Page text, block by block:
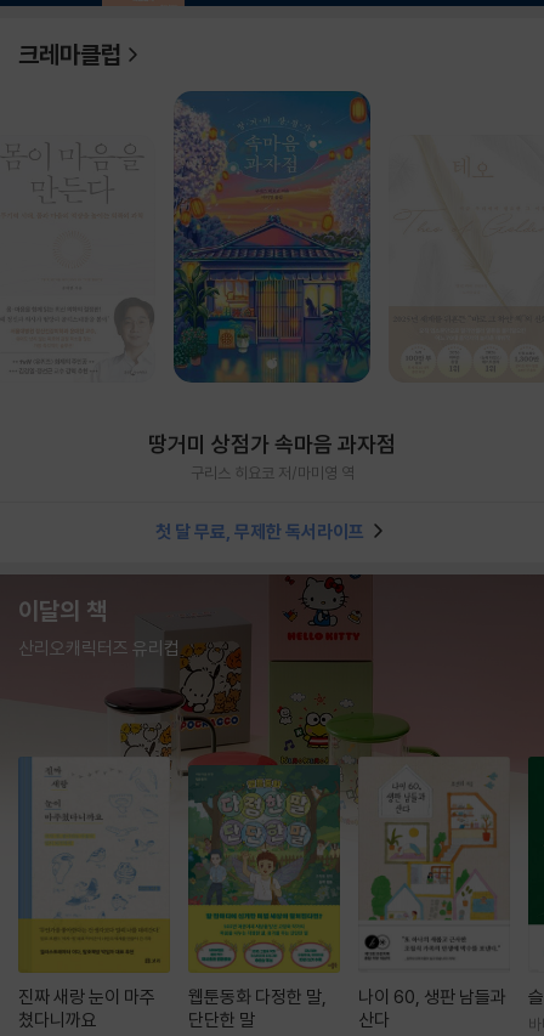
크레마클럽
땅거미 상점가 속마음 과자점
구리스 히요코 저/마미영 역
첫 달 무료, 무제한 독서라이프
이달의 책
산리오캐릭터즈 유리컵
진짜 새랑 눈이 마주
쳤다니까요
웹툰동화 다정한 말,
단단한 말
나이 60, 생판 남들과
산다